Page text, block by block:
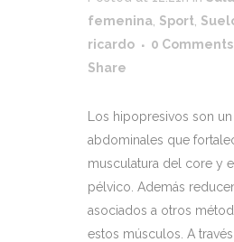
femenina Sport
ricardo
0 Comments
Share
Los hipopresivos son
abdominales que
musculatura del core y
pélvico. Además
asociados a otros
estos músculos. A